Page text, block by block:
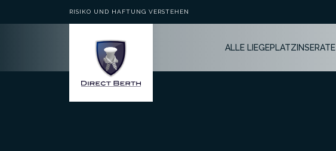
RISIKO UND HAFTUNG VERSTEHEN
ALLE LIEGEPLATZINSERATE